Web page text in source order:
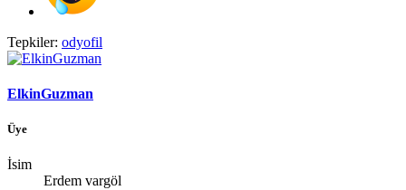
Tepkiler: odyofil
ElkinGuzman
Üye
İsim
Erdem vargöl